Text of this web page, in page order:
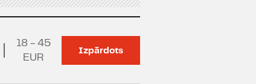
18 - 45
EUR
Izpārdots